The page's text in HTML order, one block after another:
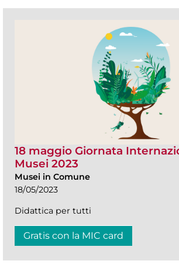
18 maggio Giornata
Musei 2023
Musei in Comune
18/05/2023
Didattica per tutti
Gratis con la MIC card